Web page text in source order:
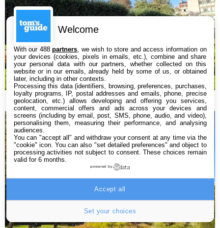
Grand-angle
Welcome
With our 488partners , we wish to store and access information on
your devices (cookies, pixels in emails, etc.), combine and share
your personal data with our partners, whether collected on this
website or in our emails, already held by some of us, or obtained
later, including in other contexts.
Processing this data (identifiers, browsing, preferences, purchases,
loyalty programs, IP, postal addresses and emails, phone, precise
geolocation, etc.) allows developing and offering you services,
content, commercial offers and ads across your devices and
screens (including by email, post, SMS, phone, audio, and video),
personalising them, measuring their performance, and analysing
audiences.
You can "accept all" and withdraw your consent at any time via the
"cookie" icon. You can also "set detailed preferences" and object to
processing activities not subject to consent. These choices remain
valid for 6 months.
powered by
Set your choices
Accept all